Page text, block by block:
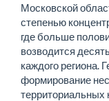
Московской
степенью
где больше
возводится
каждого региона.
формирование
территориальных